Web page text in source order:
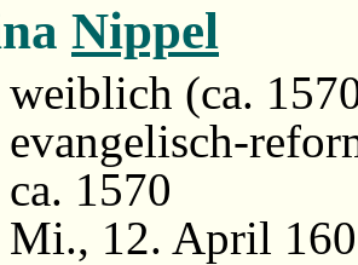
Nippel
weiblich (ca.
evangelisch-
ca. 1570
Mi., 12. April